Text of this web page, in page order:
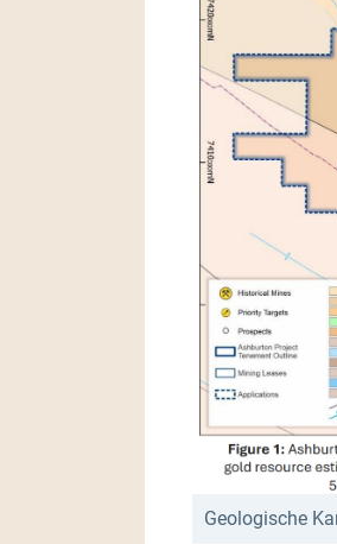
Geologische